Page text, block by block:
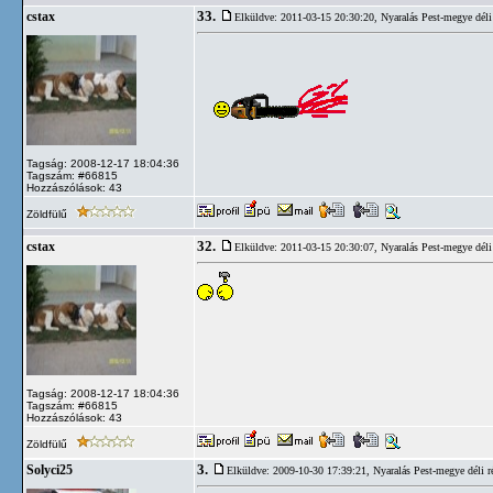
cstax
Tagság: 2008-12-17 18:04:36
Tagszám: #66815
Hozzászólások: 43
33. Elküldve: 2011-03-15 20:30:20, Nyaralás Pest-megye
Zöldfülű
cstax
Tagság: 2008-12-17 18:04:36
Tagszám: #66815
Hozzászólások: 43
32. Elküldve: 2011-03-15 20:30:07, Nyaralás Pest-megye
Zöldfülű
Solyci25 3. Elküldve: 2009-10-30 17:39:21, Nyaralás Pest-megye déli